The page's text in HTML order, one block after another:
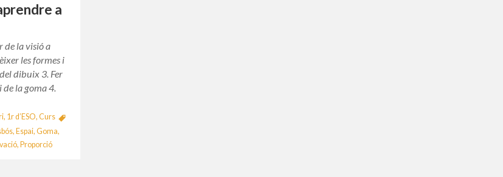
a
de la visió a
les formes i
dibuix 3. Fer
de la goma 4.
, 1r d’ESO, Curs
,Espai,Goma,
,Proporció